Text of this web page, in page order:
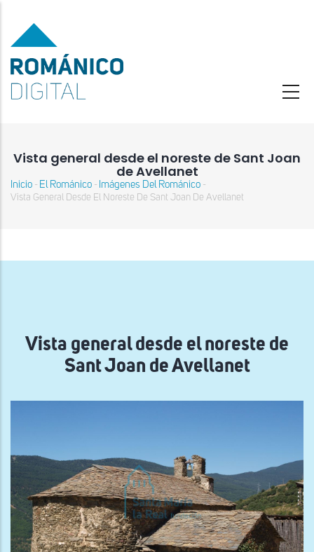
contenido
principal
Vista general desde el noreste de Sant Joan
de Avellanet
Sobrescribir
ayuda
Inicio - El Románico - Imágenes Del Románico -
Vista General Desde El Noreste De Sant Joan De Avellanet
Vista general desde el noreste de
Sant Joan de Avellanet